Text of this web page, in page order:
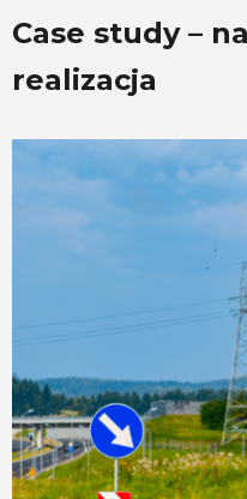
Case study –
realizacja